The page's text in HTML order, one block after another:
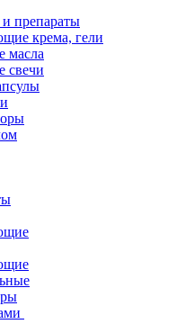
препараты
крема, гели
масла
свечи